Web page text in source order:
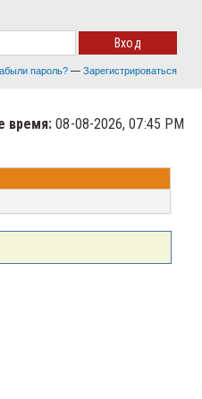
пароль? — Зарегистрироваться
время: 08-08-2026, 07:45 PM